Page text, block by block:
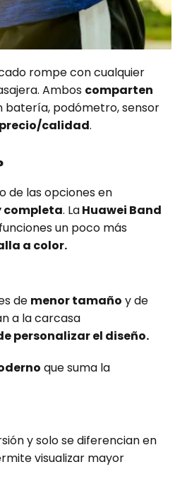
rompe con cualquier
Ambos comparten
batería, podómetro, sensor
calidad.
de las opciones en
completa. LaHuawei Band
un poco más
a color.
de menor tamaño y de
a la carcasa
personalizar el diseño.
que suma la
y solo se diferencian en
visualizar mayor